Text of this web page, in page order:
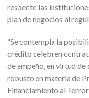
respecto las
plan de negocios al
“Se contempla la
crédito celebren
de empeño, en virtud de
robusto en materia de
Financiamiento al